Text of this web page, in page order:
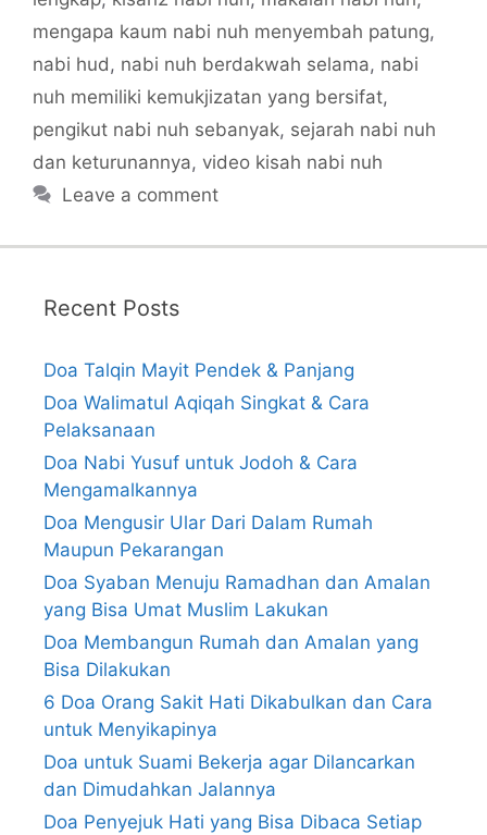
mengapa kaum nabi nuh menyembah patung,
nabi hud, nabi nuh berdakwah selama, nabi
nuh memiliki kemukjizatan yang bersifat,
pengikut nabi nuh sebanyak, sejarah nabi nuh
dan keturunannya, video kisah nabi nuh
Leave a comment
Recent Posts
Doa Talqin Mayit Pendek & Panjang
Doa Walimatul Aqiqah Singkat & Cara
Pelaksanaan
Doa Nabi Yusuf untuk Jodoh & Cara
Mengamalkannya
Doa Mengusir Ular Dari Dalam Rumah
Maupun Pekarangan
Doa Syaban Menuju Ramadhan dan Amalan
yang Bisa Umat Muslim Lakukan
Doa Membangun Rumah dan Amalan yang
Bisa Dilakukan
6 Doa Orang Sakit Hati Dikabulkan dan Cara
untuk Menyikapinya
Doa untuk Suami Bekerja agar Dilancarkan
dan Dimudahkan Jalannya
Doa Penyejuk Hati yang Bisa Dibaca Setiap